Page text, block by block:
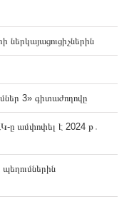
3» գիտաժողովը
ը ամփոփել է 2024 թ․